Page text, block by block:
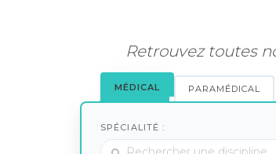
Retrouvez toutes
MÉDICAL PARAMÉDICAL
SPÉCIALITÉ :